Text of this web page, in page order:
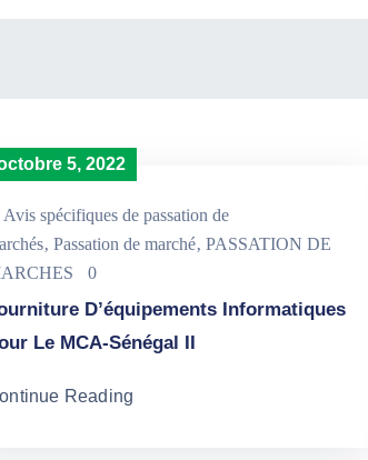
5, 2022
Avis spécifiques de passation de
‚ Passation de marché‚ PASSATION DE
0
D’équipements Informatiques
Le MCA-Sénégal II
Reading